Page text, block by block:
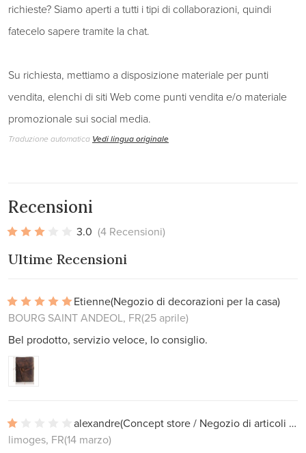
richieste? Siamo aperti a tutti i tipi di collaborazioni, quindi
fatecelo sapere tramite la chat.
Su richiesta, mettiamo a disposizione materiale per punti
vendita, elenchi di siti Web come punti vendita e/o materiale
promozionale sui social media.
Traduzione automatica Vedi lingua originale
Recensioni
3.0 (4 Recensioni)
Ultime Recensioni
Etienne(Negozio di decorazioni per la casa)
BOURG SAINT ANDEOL, FR(25 aprile)
Bel prodotto, servizio veloce, lo consiglio.
alexandre
(Concept store / Negozio di articoli da regalo)
limoges, FR(14 marzo)